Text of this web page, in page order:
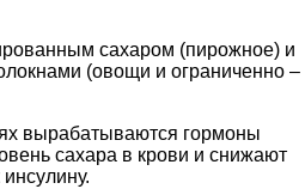
сахаром (пирожное) и
(овощи и ограниченно –
вырабатываются гормоны
сахара в крови и снижают
инсулину.